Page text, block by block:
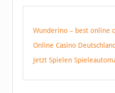
Wunderino – best online
Online Casino Deutschland
Jetzt Spielen